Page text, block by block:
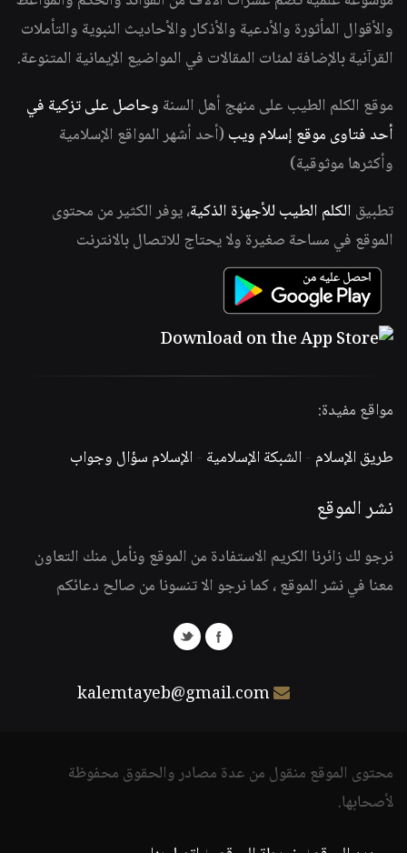
والأقوال المأثورة والأدعية والأذكار والأحاديث النبوية والتأملات
القرآنية بالإضافة لمئات المقالات في المواضيع الإيمانية المتنوعة.
موقع الكلم الطيب على منهج أهل السنة وحاصل على تزكية في
أحد فتاوى موقع إسلام ويب (أحد أشهر المواقع الإسلامية
وأكثرها موثوقية)
تطبيق الكلم الطيب للأجهزة الذكية، يوفر الكثير من محتوى
الموقع في مساحة صغيرة ولا يحتاج للاتصال بالانترنت
مواقع مفيدة:
طريق الإسلام -الشبكة الإسلامية -الإسلام سؤال وجواب
نشر الموقع
نرجو لك زائرنا الكريم الاستفادة من الموقع ونأمل منك التعاون
معنا في نشر الموقع ، كما نرجو الا تنسونا من صالح دعائكم
kalemtayeb@gmail.com
محتوى الموقع منقول من عدة مصادر والحقوق محفوظة
لأصحابها.